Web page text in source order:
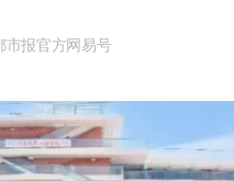
市报官方网易号